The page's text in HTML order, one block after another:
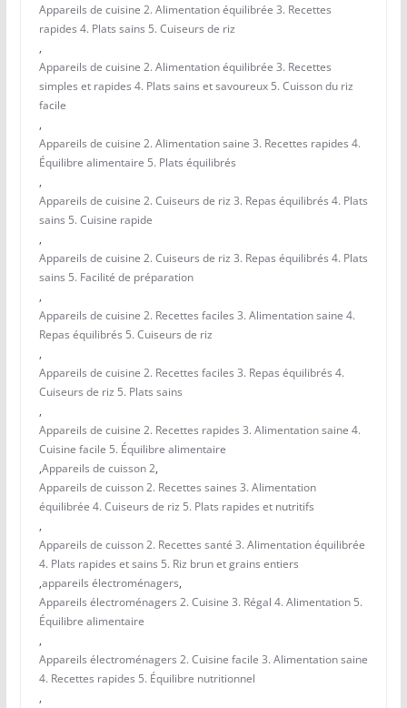
Appareils de cuisine 2. Alimentation équilibrée 3. Recettes
rapides 4. Plats sains 5. Cuiseurs de riz
,
Appareils de cuisine 2. Alimentation équilibrée 3. Recettes
simples et rapides 4. Plats sains et savoureux 5. Cuisson du riz
facile
,
Appareils de cuisine 2. Alimentation saine 3. Recettes rapides 4.
Équilibre alimentaire 5. Plats équilibrés
,
Appareils de cuisine 2. Cuiseurs de riz 3. Repas équilibrés 4. Plats
sains 5. Cuisine rapide
,
Appareils de cuisine 2. Cuiseurs de riz 3. Repas équilibrés 4. Plats
sains 5. Facilité de préparation
,
Appareils de cuisine 2. Recettes faciles 3. Alimentation saine 4.
Repas équilibrés 5. Cuiseurs de riz
,
Appareils de cuisine 2. Recettes faciles 3. Repas équilibrés 4.
Cuiseurs de riz 5. Plats sains
,
Appareils de cuisine 2. Recettes rapides 3. Alimentation saine 4.
Cuisine facile 5. Équilibre alimentaire
,Appareils de cuisson 2,
Appareils de cuisson 2. Recettes saines 3. Alimentation
équilibrée 4. Cuiseurs de riz 5. Plats rapides et nutritifs
,
Appareils de cuisson 2. Recettes santé 3. Alimentation équilibrée
4. Plats rapides et sains 5. Riz brun et grains entiers
,appareils électroménagers,
Appareils électroménagers 2. Cuisine 3. Régal 4. Alimentation 5.
Équilibre alimentaire
,
Appareils électroménagers 2. Cuisine facile 3. Alimentation saine
4. Recettes rapides 5. Équilibre nutritionnel
,